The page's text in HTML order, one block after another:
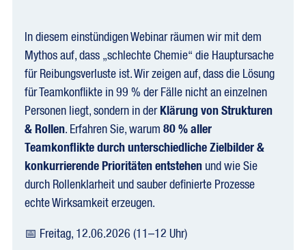
In diesem einstündigen Webinar räumen wir mit dem
Mythos auf, dass „schlechte Chemie“ die Hauptursache
für Reibungsverluste ist. Wir zeigen auf, dass die Lösung
für Teamkonflikte in 99 % der Fälle nicht an einzelnen
Personen liegt, sondern in der Klärung von Strukturen
& Rollen. Erfahren Sie, warum 80 % aller
Teamkonflikte durch unterschiedliche Zielbilder &
konkurrierende Prioritäten entstehen und wie Sie
durch Rollenklarheit und sauber definierte Prozesse
echte Wirksamkeit erzeugen.
📅 Freitag, 12.06.2026 (11–12 Uhr)